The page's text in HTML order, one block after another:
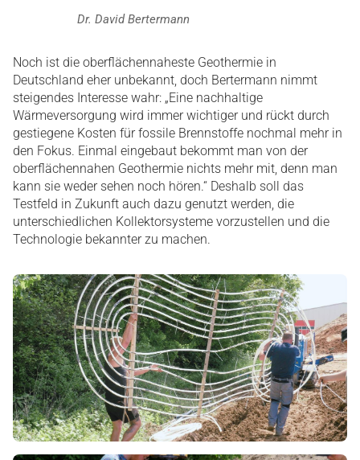
Dr. David Bertermann
Noch ist die oberflächennaheste Geothermie in
Deutschland eher unbekannt, doch Bertermann nimmt
steigendes Interesse wahr: „Eine nachhaltige
Wärmeversorgung wird immer wichtiger und rückt durch
gestiegene Kosten für fossile Brennstoffe nochmal mehr in
den Fokus. Einmal eingebaut bekommt man von der
oberflächennahen Geothermie nichts mehr mit, denn man
kann sie weder sehen noch hören.“ Deshalb soll das
Testfeld in Zukunft auch dazu genutzt werden, die
unterschiedlichen Kollektorsysteme vorzustellen und die
Technologie bekannter zu machen.